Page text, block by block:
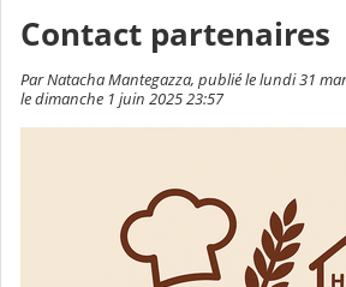
Contact partenaires
Par Natacha Mantegazza, publié le lundi 31
le dimanche 1 juin 2025 23:57